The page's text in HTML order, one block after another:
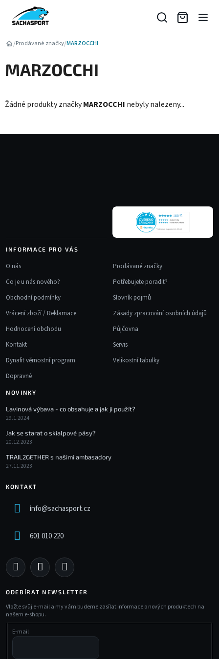
obsah
/Prodávané značky/MARZOCCHI
MARZOCCHI
Žádné produkty značkyMARZOCCHI nebyly nalezeny...
INFORMACE PRO VÁS
O nás
Co je u nás nového?
Obchodní podmínky
Vrácení zboží / Reklamace
Hodnocení obchodu
Kontakt
Dynafit věrnostní program
Dopravné
Prodávané značky
Potřebujete poradit?
Slovník pojmů
Zásady zpracování osobních údajů
Půjčovna
Servis
Velikostní tabulky
NOVINKY
Lavinová výbava - co obsahuje a jak ji použít?
29.1.2024
Jak se starat o skialpové pásy?
20.12.2023
TRAIL2GETHER s našimi ambasadory
27.11.2023
KONTAKT
info@sachasport.cz
601 010 220
ODEBÍRAT NEWSLETTER
Vložte svůj e-mail a my vám budeme zasílat informace o nových produktech na
našem e-shopu.
E-mail